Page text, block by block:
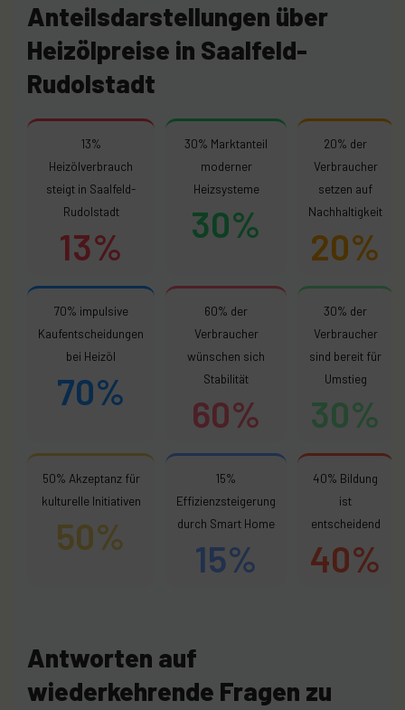
Anteilsdarstellungen über
Heizölpreise in Saalfeld-
Rudolstadt
13%
Heizölverbrauch
steigt in Saalfeld-
Rudolstadt
13%
30% Marktanteil
moderner
Heizsysteme
30%
20% der
Verbraucher
setzen auf
Nachhaltigkeit
20%
70% impulsive
Kaufentscheidungen
bei Heizöl
70%
60% der
Verbraucher
wünschen sich
Stabilität
60%
30% der
Verbraucher
sind bereit für
Umstieg
30%
50% Akzeptanz für
kulturelle Initiativen
50%
15%
Effizienzsteigerung
durch Smart Home
15%
40% Bildung
ist
entscheidend
40%
Antworten auf
wiederkehrende Fragen zu